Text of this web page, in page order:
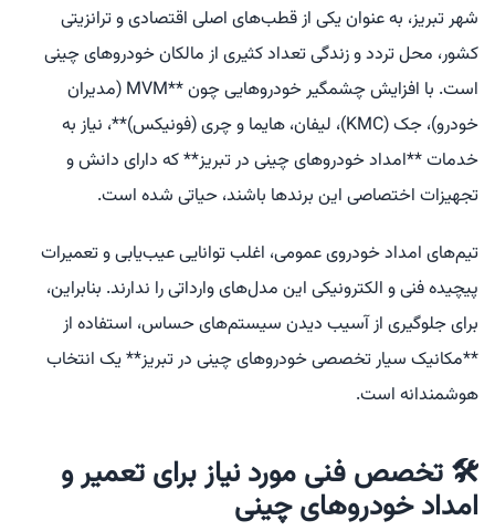
شهر تبریز، به عنوان یکی از قطب‌های اصلی اقتصادی و ترانزیتی
کشور، محل تردد و زندگی تعداد کثیری از مالکان خودروهای چینی
است. با افزایش چشمگیر خودروهایی چون **MVM (مدیران
خودرو)، جک (KMC)، لیفان، هایما و چری (فونیکس)**، نیاز به
خدمات **امداد خودروهای چینی در تبریز** که دارای دانش و
تجهیزات اختصاصی این برندها باشند، حیاتی شده است.
تیم‌های امداد خودروی عمومی، اغلب توانایی عیب‌یابی و تعمیرات
پیچیده فنی و الکترونیکی این مدل‌های وارداتی را ندارند. بنابراین،
برای جلوگیری از آسیب دیدن سیستم‌های حساس، استفاده از
**مکانیک سیار تخصصی خودروهای چینی در تبریز** یک انتخاب
هوشمندانه است.
🛠️ تخصص فنی مورد نیاز برای تعمیر و
امداد خودروهای چینی